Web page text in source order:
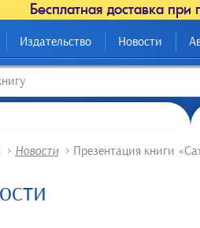
Бесплатная доставка
Издательство Новости
> Новости > Презентация книги